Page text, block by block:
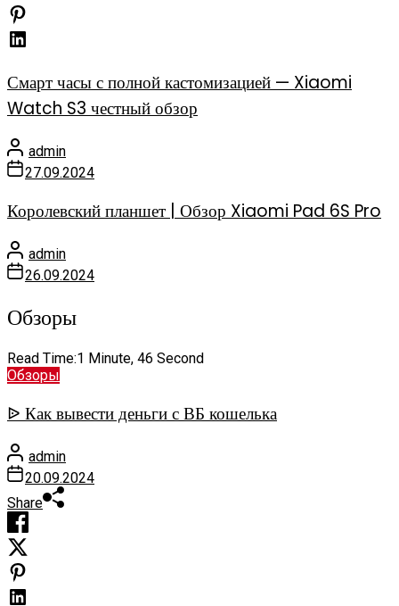
Смарт часы с полной кастомизацией — Xiaomi
Watch S3 честный обзор
admin
27.09.2024
Королевский планшет | Обзор Xiaomi Pad 6S Pro
admin
26.09.2024
Обзоры
Read Time:1 Minute, 46 Second
Обзоры
ᐉ Как вывести деньги с ВБ кошелька
admin
20.09.2024
Share